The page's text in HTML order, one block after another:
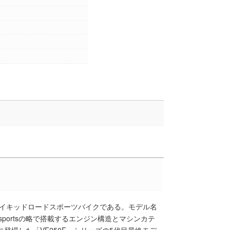
ッドロードスポーツバイクである。モデル名
の略で搭載するエンジン構造とマシンカテ